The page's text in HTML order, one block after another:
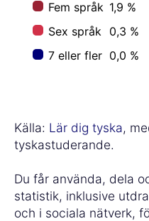
Fem språk 1,9 %
Sex språk 0,3 %
7 eller fler 0,0 %
Källa: Lär dig tyska,
tyskastuderande.
Du får använda, dela
statistik, inklusive
och i sociala nätverk,